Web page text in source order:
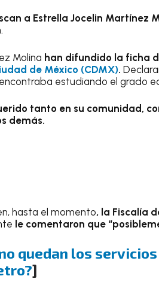
a Estrella Jocelin Martínez
Molina han difundido la ficha
de México (CDMX).
estudiando el grado
tanto en su comunidad,
demás.
hasta el momento, la Fiscalía
le comentaron que
quedan los
]